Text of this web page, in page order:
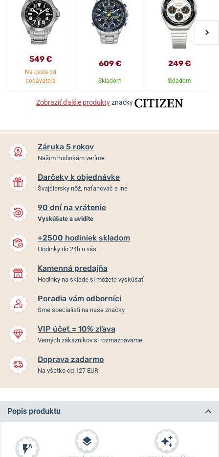
549 €
Na ceste od
dodávateľa
609 €
Skladom
249 €
Skladom
Zobraziť ďalšie produktyznačky
Záruka 5 rokov
Našim hodinkám veríme
Darčeky k objednávke
Švajčiarsky nôž, naťahovač a iné
90 dní na vrátenie
Vyskúšate a uvidíte
+2500 hodiniek skladom
Hodinky do 24h u vás
Kamenná predajňa
Hodinky na sklade si môžete vyskúšať
Poradia vám odborníci
Sme špecialisti na naše značky
VIP účet = 10% zľava
Verných zákazníkov si rozmaznávame
Doprava zadarmo
Na všetko od 127 EUR
Popis produktu